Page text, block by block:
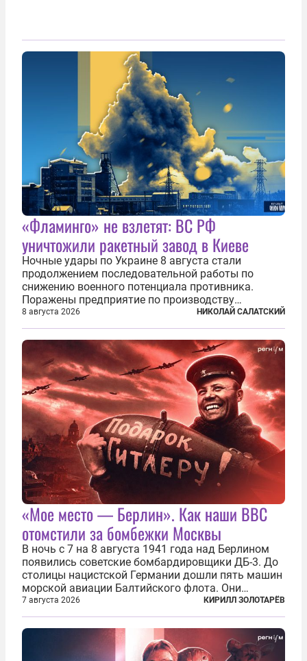
«Фламинго» не взлетят: ВС РФ
уничтожили ракетный завод в Киеве
Ночные удары по Украине 8 августа стали
продолжением последовательной работы по
снижению военного потенциала противника.
Поражены предприятие по производству
крылатых ракет, крупный склад топлива и два
сухогруза с военными грузами. Дополнительно
нанесены удары по объектам в ряде городов. В
Киеве...
8 августа 2026 НИКОЛАЙ САЛАТСКИЙ
«Мое место — Берлин». Как наши ВВС
отомстили за бомбежки Москвы
В ночь с 7 на 8 августа 1941 года над Берлином
появились советские бомбардировщики ДБ-3. До
столицы нацистской Германии дошли пять машин
морской авиации Балтийского флота. Они
сбросили бомбы на город, который в тот момент
жил в полной уверенности, что война идет где-то
далеко на востоке, Красная...
7 августа 2026 КИРИЛЛ ЗОЛОТАРЁВ